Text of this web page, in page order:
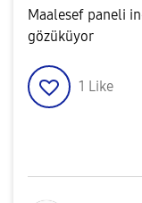
Maalesef paneli
gözüküyor
1 Like